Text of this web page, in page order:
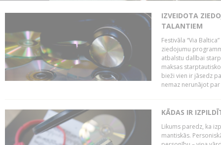
IZVEIDOTA
TALANTIEM
Festivāla “Via
ziedojumu
atbalstu dalībai
maksas
bieži vien ir jāsedz
nemaz nerunājot
KĀDAS IR
Likums paredz, ka
mantiskās.